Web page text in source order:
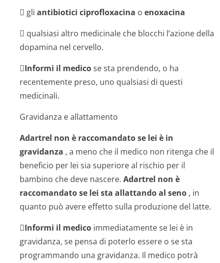
 gli antibiotici ciprofloxacina o enoxacina
 qualsiasi altro medicinale che blocchi l’azione della
dopamina nel cervello.
Informi il medicose sta prendendo, o ha
recentemente preso, uno qualsiasi di questi
medicinali.
Gravidanza e allattamento
Adartrel non è raccomandato se lei è in
gravidanza , a meno che il medico non ritenga che il
beneficio per lei sia superiore al rischio per il
bambino che deve nascere. Adartrel non è
raccomandato se lei sta allattando al seno , in
quanto può avere effetto sulla produzione del latte.
Informi il medico immediatamente se lei è in
gravidanza, se pensa di poterlo essere o se sta
programmando una gravidanza. Il medico potrà